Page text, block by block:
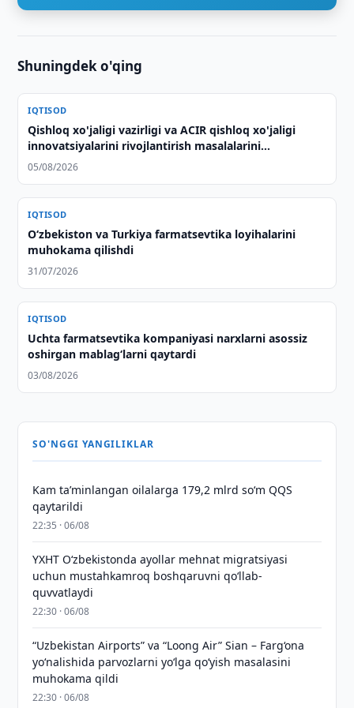
Shuningdek o'qing
IQTISOD
Qishloq xo'jaligi vazirligi va ACIR qishloq xo'jaligi
innovatsiyalarini rivojlantirish masalalarini
muhokama qilishdi
05/08/2026
IQTISOD
Oʻzbekiston va Turkiya farmatsevtika loyihalarini
muhokama qilishdi
31/07/2026
IQTISOD
Uchta farmatsevtika kompaniyasi narxlarni asossiz
oshirgan mablag‘larni qaytardi
03/08/2026
SO'NGGI YANGILIKLAR
Kam taʼminlangan oilalarga 179,2 mlrd so‘m QQS
qaytarildi
22:35 · 06/08
YXHT O‘zbekistonda ayollar mehnat migratsiyasi
uchun mustahkamroq boshqaruvni qo‘llab-
quvvatlaydi
22:30 · 06/08
“Uzbekistan Airports” va “Loong Air” Sian – Farg‘ona
yo‘nalishida parvozlarni yo‘lga qo‘yish masalasini
muhokama qildi
22:30 · 06/08